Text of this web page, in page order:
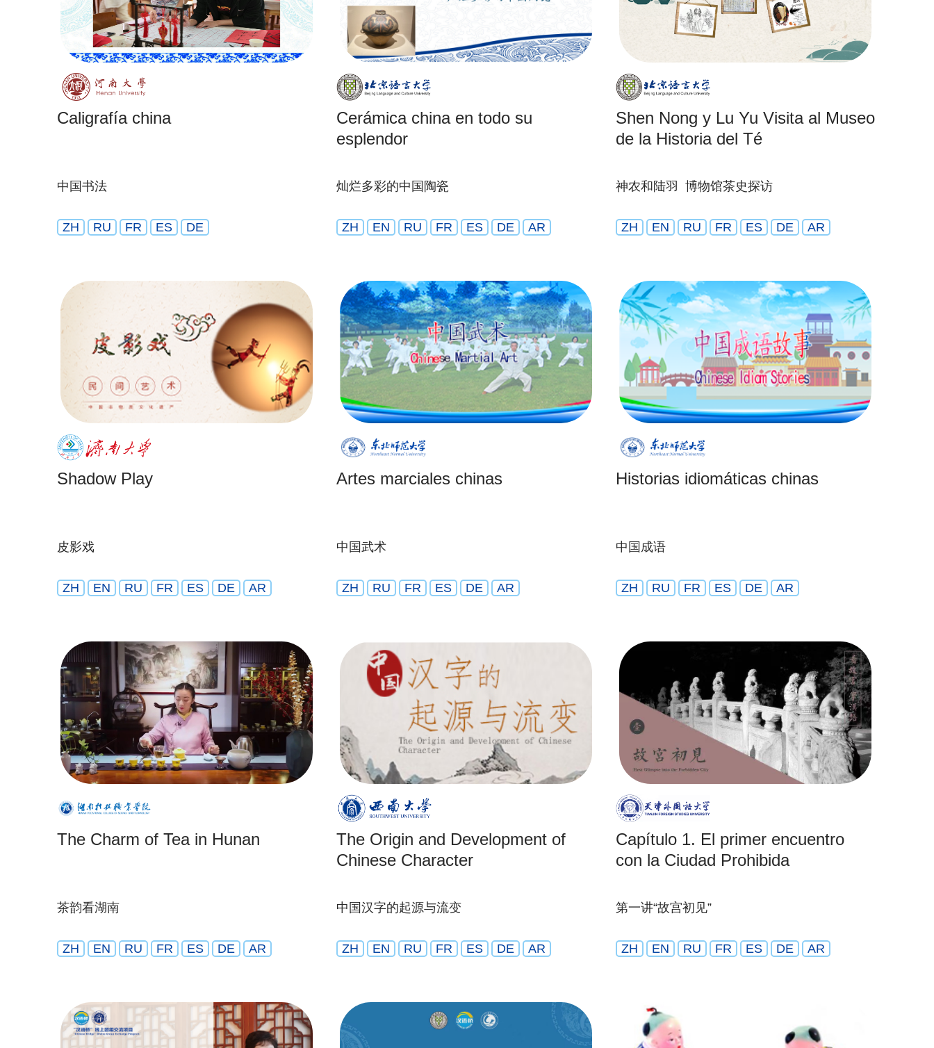
Caligrafía china
中国书法
ZH RU FR ES DE
Cerámica china en todo su
esplendor
灿烂多彩的中国陶瓷
ZH EN RU FR ES DE AR
Shen Nong y Lu Yu Visita al Museo
de la Historia del Té
神农和陆羽 博物馆茶史探访
ZH EN RU FR ES DE AR
Shadow Play
皮影戏
ZH EN RU FR ES DE AR
Artes marciales chinas
中国武术
ZH RU FR ES DE AR
Historias idiomáticas chinas
中国成语
ZH RU FR ES DE AR
The Charm of Tea in Hunan
茶韵看湖南
ZH EN RU FR ES DE AR
The Origin and Development of
Chinese Character
中国汉字的起源与流变
ZH EN RU FR ES DE AR
Capítulo 1. El primer encuentro
con la Ciudad Prohibida
第一讲“故宫初见”
ZH EN RU FR ES DE AR